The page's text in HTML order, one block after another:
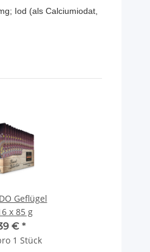
Iod (als Calciumiodat,
Geflügel
x 85 g
€ *
1 Stück